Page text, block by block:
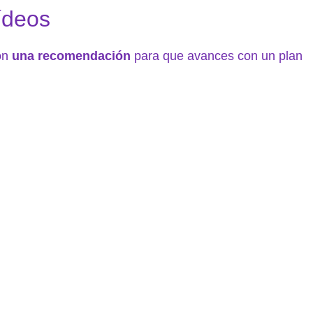
una recomendación para que avances con un plan